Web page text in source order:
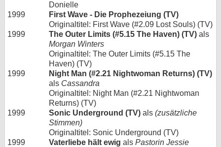
Donielle
1999
First Wave - Die Prophezeiung (TV)
Originaltitel: First Wave (#2.09 Lost Souls) (TV)
1999
The Outer Limits (#5.15 The Haven) (TV) als
Morgan Winters
Originaltitel: The Outer Limits (#5.15 The
Haven) (TV)
1999
Night Man (#2.21 Nightwoman Returns) (TV)
als Cassandra
Originaltitel: Night Man (#2.21 Nightwoman
Returns) (TV)
1999
Sonic Underground (TV) als (zusätzliche
Stimmen)
Originaltitel: Sonic Underground (TV)
1999
Vaterliebe hält ewig als Pastorin Jessie